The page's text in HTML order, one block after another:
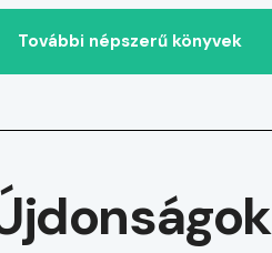
További népszerű könyvek